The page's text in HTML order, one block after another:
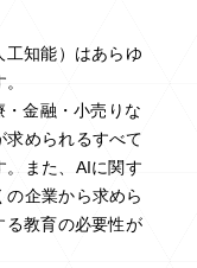
工知能）はあらゆ
金融・小売りな
求められるすべて
。また、AIに関す
企業から求めら
る教育の必要性が